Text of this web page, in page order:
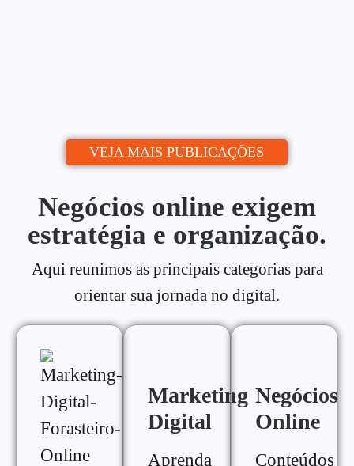
VEJA MAIS PUBLICAÇÕES
Negócios online exigem
estratégia e organização.
Aqui reunimos as principais categorias para
orientar sua jornada no digital.
Marketing
Digital
Aprenda
Negócios
Online
Conteúdos